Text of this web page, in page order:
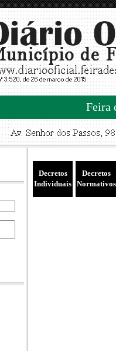
Feira
Decretos
Individuais
Decretos
Normativos